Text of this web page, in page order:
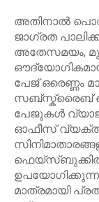
അതിനാൽ
ജാഗ്രത
അതേസമയം,
പേജ് ഒരെണ്ണം
സബ്സ്ക്രൈബ്
പേജുകൾ
ഓഫീസ്
മാത്രമായി